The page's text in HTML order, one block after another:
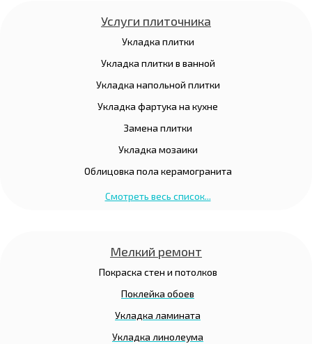
Услуги плиточника
Укладка плитки
Укладка плитки в ванной
Укладка напольной плитки
Укладка фартука на кухне
Замена плитки
Укладка мозаики
Облицовка пола керамогранита
Смотреть весь список...
Мелкий ремонт
Покраска стен и потолков
Поклейка обоев
Укладка ламината
Укладка линолеума